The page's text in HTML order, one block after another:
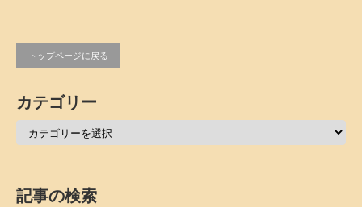
トップページに戻る
カテゴリー
記事の検索